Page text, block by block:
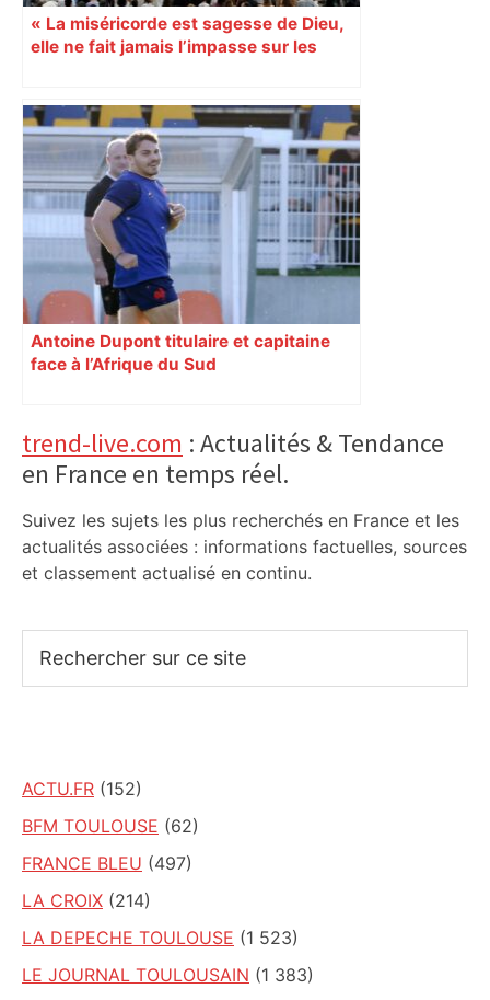
« La miséricorde est sagesse de Dieu,
elle ne fait jamais l’impasse sur les
Antoine Dupont titulaire et capitaine
face à l’Afrique du Sud
Primary
Sidebar
trend-live.com : Actualités & Tendance
en France en temps réel.
Suivez les sujets les plus recherchés en France et les
actualités associées : informations factuelles, sources
et classement actualisé en continu.
sur
ACTU.FR (152)
BFM TOULOUSE (62)
FRANCE BLEU (497)
LA CROIX (214)
LA DEPECHE TOULOUSE (1 523)
LE JOURNAL TOULOUSAIN (1 383)